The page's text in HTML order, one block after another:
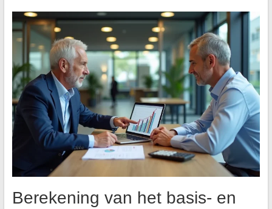
Berekening van het basis- en